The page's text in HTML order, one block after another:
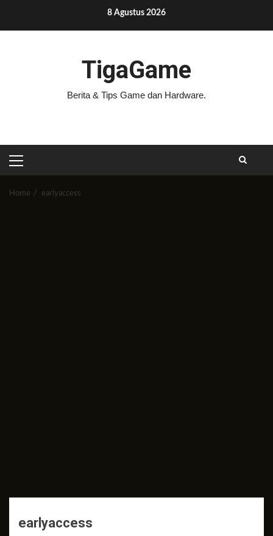
content
8 Agustus 2026
TigaGame
Berita & Tips Game dan Hardware.
PRIMARY
MENU
Home earlyaccess
earlyaccess